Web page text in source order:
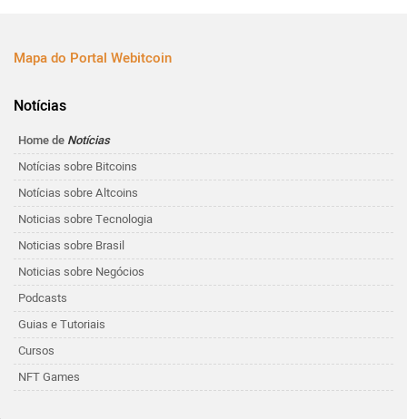
Mapa do Portal Webitcoin
Notícias
Home de Notícias
Notícias sobre Bitcoins
Notícias sobre Altcoins
Noticias sobre Tecnologia
Noticias sobre Brasil
Noticias sobre Negócios
Podcasts
Guias e Tutoriais
Cursos
NFT Games